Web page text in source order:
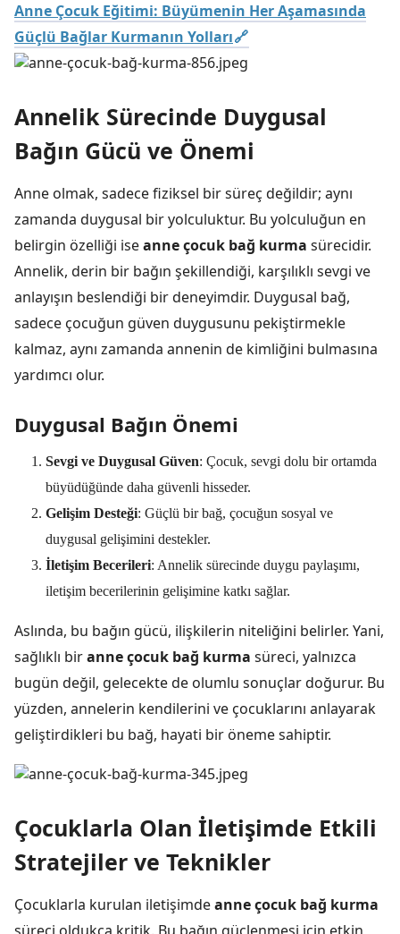
Anne Çocuk Eğitimi: Büyümenin Her Aşamasında
Güçlü Bağlar Kurmanın Yolları
Annelik Sürecinde Duygusal
Bağın Gücü ve Önemi
Anne olmak, sadece fiziksel bir süreç değildir; aynı
zamanda duygusal bir yolculuktur. Bu yolculuğun en
belirgin özelliği iseanne çocuk bağ kurma sürecidir.
Annelik, derin bir bağın şekillendiği, karşılıklı sevgi ve
anlayışın beslendiği bir deneyimdir. Duygusal bağ,
sadece çocuğun güven duygusunu pekiştirmekle
kalmaz, aynı zamanda annenin de kimliğini bulmasına
yardımcı olur.
Duygusal Bağın Önemi
Sevgi ve Duygusal Güven: Çocuk, sevgi dolu bir ortamda
büyüdüğünde daha güvenli hisseder.
Gelişim Desteği: Güçlü bir bağ, çocuğun sosyal ve
duygusal gelişimini destekler.
İletişim Becerileri: Annelik sürecinde duygu paylaşımı,
iletişim becerilerinin gelişimine katkı sağlar.
Aslında, bu bağın gücü, ilişkilerin niteliğini belirler. Yani,
sağlıklı biranne çocuk bağ kurma süreci, yalnızca
bugün değil, gelecekte de olumlu sonuçlar doğurur. Bu
yüzden, annelerin kendilerini ve çocuklarını anlayarak
geliştirdikleri bu bağ, hayati bir öneme sahiptir.
Çocuklarla Olan İletişimde Etkili
Stratejiler ve Teknikler
Çocuklarla kurulan iletişimdeanne çocuk bağ kurma